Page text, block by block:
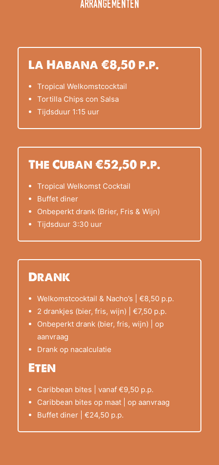
arrangementen
La Habana €8,50 p.p.
Tropical Welkomstcocktail
Tortilla Chips con Salsa
Tijdsduur 1:15 uur
The Cuban €52,50 p.p.
Tropical Welkomst Cocktail
Buffet diner
Onbeperkt drank (Brier, Fris & Wijn)
Tijdsduur 3:30 uur
Drank
Welkomstcocktail & Nacho’s | €8,50 p.p.
2 drankjes (bier, fris, wijn) | €7,50 p.p.
Onbeperkt drank (bier, fris, wijn) | op
aanvraag
Drank op nacalculatie
Eten
Caribbean bites | vanaf €9,50 p.p.
Caribbean bites op maat | op aanvraag
Buffet diner | €24,50 p.p.